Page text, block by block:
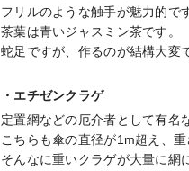
フリルのような触手が魅力的で
茶葉は青いジャスミン茶です。
蛇足ですが、作るのが結構大変
・エチゼンクラゲ
定置網などの厄介者として有名
こちらも傘の直径が1m超え、
そんなに重いクラゲが大量に網